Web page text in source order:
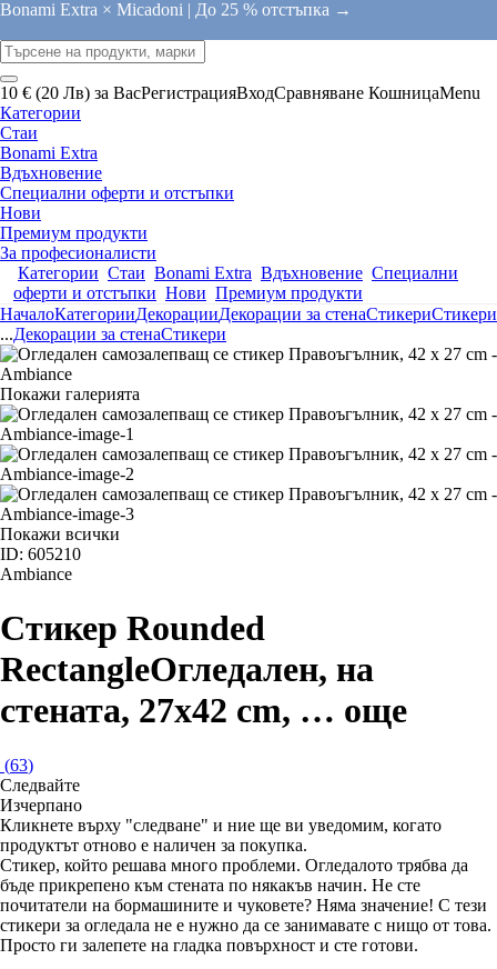
Bonami Extra × Micadoni | До 25 % отстъпка →
10 € (20 Лв) за ВасРегистрацияВходСравняване КошницаMenu
Категории
Стаи
Bonami Extra
Вдъхновение
Специални оферти и отстъпки
Нови
Премиум продукти
За професионалисти
Категории Стаи Bonami Extra Вдъхновение Специални
оферти и отстъпки Нови Премиум продукти
НачалоКатегорииДекорацииДекорации за стенаСтикериСтикери
...Декорации за стенаСтикери
Покажи галерията
Покажи всички
ID: 605210
Ambiance
Стикер Rounded
RectangleОгледален, на
стената, 27x42 cm, … още
(63)
Следвайте
Изчерпанo
Кликнете върху "следване" и ние ще ви уведомим, когато
продуктът отново е наличен за покупка.
Стикер, който решава много проблеми. Огледалото трябва да
бъде прикрепено към стената по някакъв начин. Не сте
почитатели на бормашините и чуковете? Няма значение! С тези
стикери за огледала не е нужно да се занимавате с нищо от това.
Просто ги залепете на гладка повърхност и сте готови.